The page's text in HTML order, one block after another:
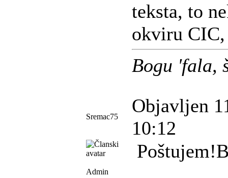
teksta, to
okviru CIC,
Bogu 'fala,
Sremac75
Objavljen
10:12
Admin